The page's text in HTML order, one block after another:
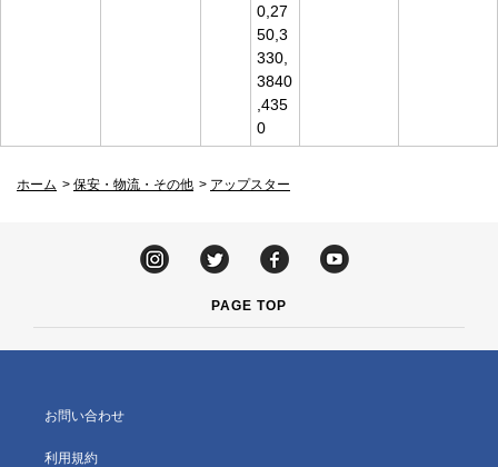
0,27
50,3
330,
3840
,435
0
ホーム > 保安・物流・その他 > アップスター
PAGE TOP
お問い合わせ
利用規約